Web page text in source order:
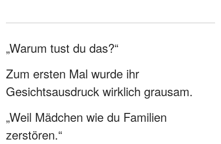
„Warum tust du das?“
Zum ersten Mal wurde ihr
Gesichtsausdruck wirklich grausam.
„Weil Mädchen wie du Familien
zerstören.“